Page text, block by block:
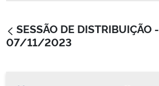
SESSÃO DE DISTRIBUIÇÃO -
07/11/2023